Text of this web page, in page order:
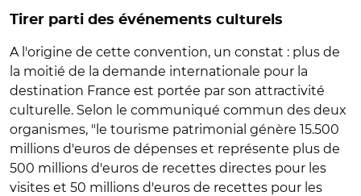
Tirer parti des événements culturels
A l'origine de cette convention, un constat : plus de
la moitié de la demande internationale pour la
destination France est portée par son attractivité
culturelle. Selon le communiqué commun des deux
organismes, "le tourisme patrimonial génère 15.500
millions d'euros de dépenses et représente plus de
500 millions d'euros de recettes directes pour les
visites et 50 millions d'euros de recettes pour les